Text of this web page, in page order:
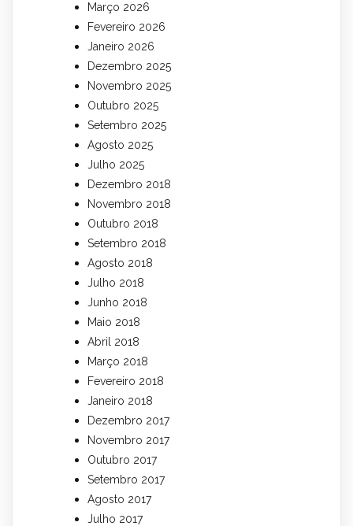
Março 2026
Fevereiro 2026
Janeiro 2026
Dezembro 2025
Novembro 2025
Outubro 2025
Setembro 2025
Agosto 2025
Julho 2025
Dezembro 2018
Novembro 2018
Outubro 2018
Setembro 2018
Agosto 2018
Julho 2018
Junho 2018
Maio 2018
Abril 2018
Março 2018
Fevereiro 2018
Janeiro 2018
Dezembro 2017
Novembro 2017
Outubro 2017
Setembro 2017
Agosto 2017
Julho 2017